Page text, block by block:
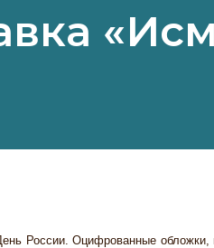
России.Оцифрованные обложки,